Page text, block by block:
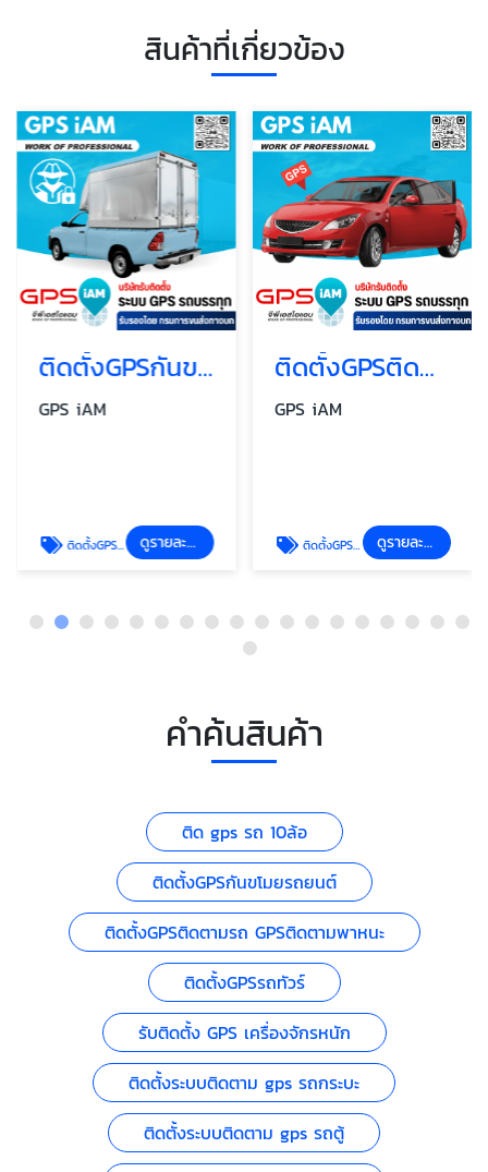
สินค้าที่เกี่ยวข้อง
ติดตั้งGPSกันขโมยรถยนต์
GPS iAM
ติดตั้งGPSกันขโมยรถยนต์ ดูรายละเอียด
ติดตั้งGPSติดตามรถ GPSติดตามพาหนะ
GPS iAM
ติดตั้งGPSติดตามรถ GPSติดตามพาหนะ ดูรายละเอียด
คำค้นสินค้า
ติด gps รถ 10ล้อ
ติดตั้งGPSกันขโมยรถยนต์
ติดตั้งGPSติดตามรถ GPSติดตามพาหนะ
ติดตั้งGPSรถทัวร์
รับติดตั้ง GPS เครื่องจักรหนัก
ติดตั้งระบบติดตาม gps รถกระบะ
ติดตั้งระบบติดตาม gps รถตู้